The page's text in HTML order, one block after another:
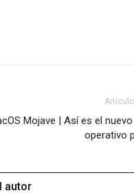
Mojave | Así es el
operativo
autor